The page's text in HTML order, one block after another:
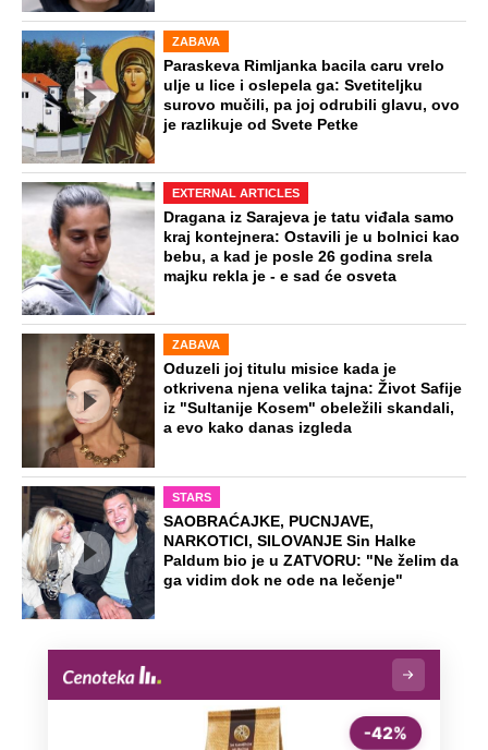
ZABAVA
Paraskeva Rimljanka bacila caru vrelo
ulje u lice i oslepela ga: Svetiteljku
surovo mučili, pa joj odrubili glavu, ovo
je razlikuje od Svete Petke
EXTERNAL ARTICLES
Dragana iz Sarajeva je tatu viđala samo
kraj kontejnera: Ostavili je u bolnici kao
bebu, a kad je posle 26 godina srela
majku rekla je - e sad će osveta
ZABAVA
Oduzeli joj titulu misice kada je
otkrivena njena velika tajna: Život Safije
iz "Sultanije Kosem" obeležili skandali,
a evo kako danas izgleda
STARS
SAOBRAĆAJKE, PUCNJAVE,
NARKOTICI, SILOVANJE Sin Halke
Paldum bio je u ZATVORU: "Ne želim da
ga vidim dok ne ode na lečenje"